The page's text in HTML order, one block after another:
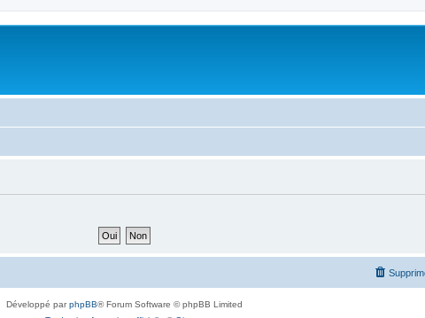
Développé parphpBB® Forum Software © phpBB Limited